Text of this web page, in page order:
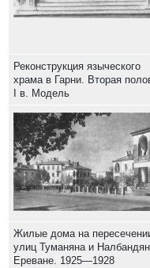
Реконструкция языческого
храма в Гарни. Вторая
I в. Модель
Жилые дома на
улиц Туманяна и
Ереване. 1925—1928